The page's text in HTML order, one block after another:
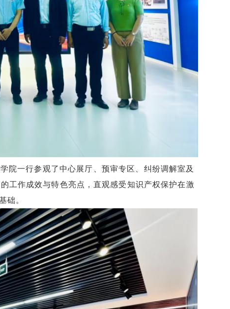
院一行参观了中心展厅、预审专区、纠纷调解室及
工作成效与特色亮点，直观感受知识产权保护在激
础。